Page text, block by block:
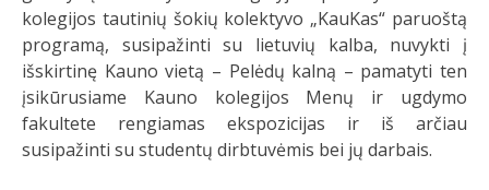
kolegijos tautinių šokių kolektyvo „KauKas“ paruoštą
programą, susipažinti su lietuvių kalba, nuvykti į
išskirtinę Kauno vietą – Pelėdų kalną – pamatyti ten
įsikūrusiame Kauno kolegijos Menų ir ugdymo
fakultete rengiamas ekspozicijas ir iš arčiau
susipažinti su studentų dirbtuvėmis bei jų darbais.